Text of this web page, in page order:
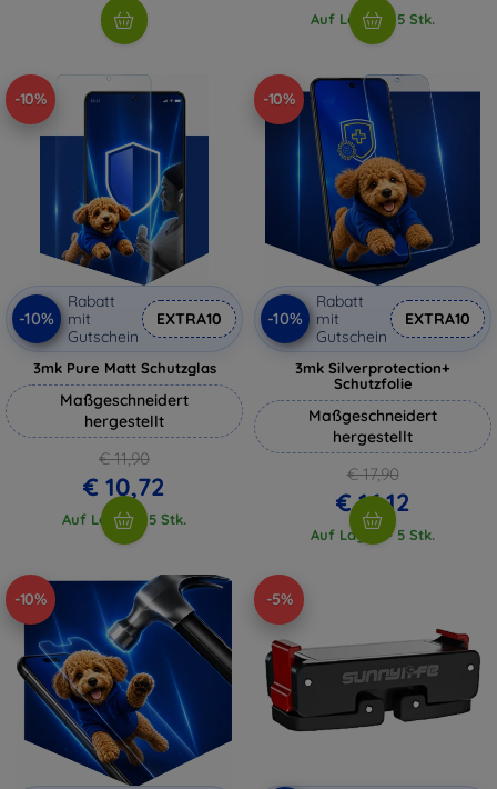
Auf Lager > 5 Stk.
-10%
-10%
Rabatt
mit
Gutschein
EXTRA10
3mk Pure Matt Schutzglas
Maßgeschneidert
hergestellt
€ 11,90
€ 10,72
Auf Lager > 5 Stk.
-10%
-10%
Rabatt
mit
Gutschein
EXTRA10
3mk Silverprotection+
Schutzfolie
Maßgeschneidert
hergestellt
€ 17,90
€ 16,12
Auf Lager > 5 Stk.
-10% -5%